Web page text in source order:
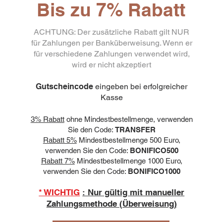
Bis zu 7% Rabatt
ACHTUNG: Der zusätzliche Rabatt gilt NUR
für Zahlungen per Banküberweisung. Wenn er
für verschiedene Zahlungen verwendet wird,
wird er nicht akzeptiert
Gutscheincode eingeben bei erfolgreicher
Kasse
3% Rabattohne Mindestbestellmenge, verwenden
Sie den Code: TRANSFER
Rabatt 5%Mindestbestellmenge 500 Euro,
verwenden Sie den Code: BONIFICO500
Rabatt 7%Mindestbestellmenge 1000 Euro,
verwenden Sie den Code: BONIFICO1000
* WICHTIG : Nur gültig mit manueller
Zahlungsmethode (Überweisung)